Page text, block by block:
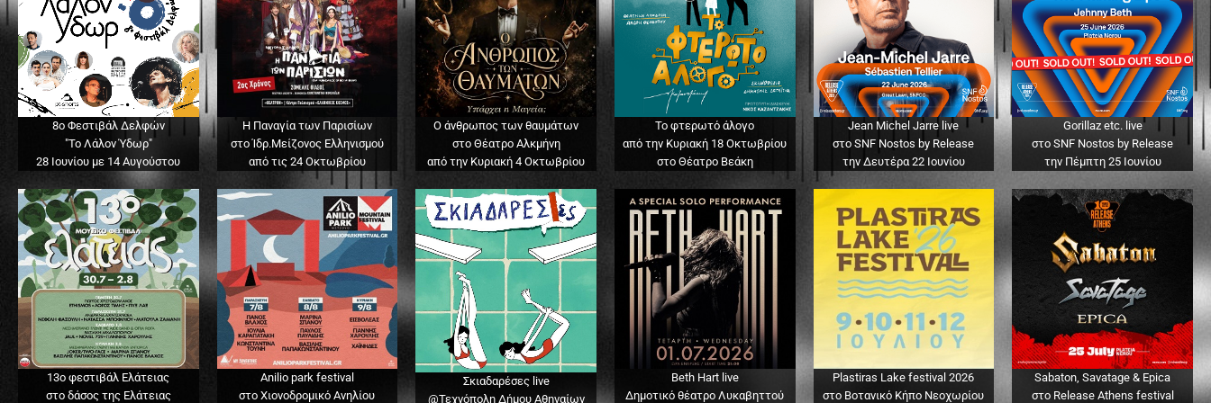
8ο Φεστιβάλ Δελφών
"Το Λάλον Ύδωρ"
28 Ιουνίου με 14 Αυγούστου
Η Παναγία των Παρισίων
στο Ίδρ.Μείζονος Ελληνισμού
από τις 24 Οκτωβρίου
Ο άνθρωπος των θαυμάτων
στο Θέατρο Αλκμήνη
από την Κυριακή 4 Οκτωβρίου
Το φτερωτό άλογο
από την Κυριακή 18 Οκτωβρίου
στο Θέατρο Βεάκη
Jean Michel Jarre live
στο SNF Nostos by Release
την Δευτέρα 22 Ιουνίου
Gorillaz etc. live
στο SNF Nostos by Release
την Πέμπτη 25 Ιουνίου
13o φεστιβάλ Ελάτειας
στο δάσος της Ελάτειας
Anilio park festival
στο Χιονοδρομικό Ανηλίου
Σκιαδαρέσες live
@Τεχνόπολη Δήμου Αθηναίων
Beth Hart live
Δημοτικό θέατρο Λυκαβηττού
Plastiras Lake festival 2026
στο Βοτανικό Κήπο Νεοχωρίου
Sabaton, Savatage & Epica
στο Release Athens festival